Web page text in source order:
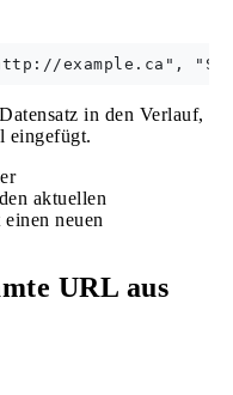
in den Verlauf,
eingefügt.
aktuellen
neuen
URL aus